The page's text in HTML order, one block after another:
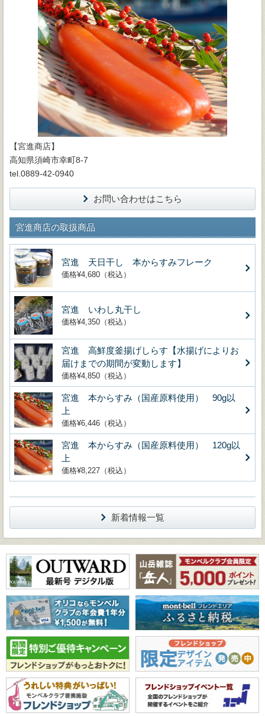
【宮進商店】
高知県須崎市幸町8-7
tel.0889-42-0940
お問い合わせはこちら
宮進商店の取扱商品
宮進 天日干し 本からすみフレーク
価格¥4,680（税込）
宮進 いわし丸干し
価格¥4,350（税込）
宮進 高鮮度釜揚げしらす【水揚げによりお
届けまでの期間が変動します】
価格¥4,850（税込）
宮進 本からすみ（国産原料使用） 90g以
上
価格¥6,446（税込）
宮進 本からすみ（国産原料使用） 120g以
上
価格¥8,227（税込）
新着情報一覧